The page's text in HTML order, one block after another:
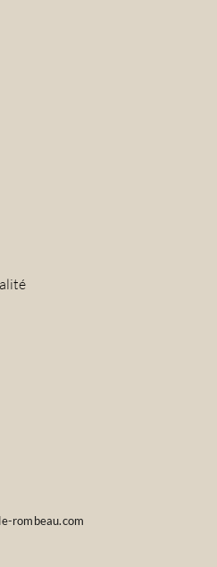
rombeau.com